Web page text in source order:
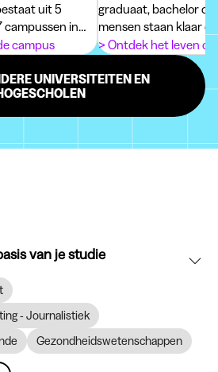
uit 5
campussen in
campus
graduaat, bachelor of
mensen staan klaar
groeien!
> Ontdek het leven
UNIVERSITEITEN EN
van je studie
- Journalistiek
Gezondheidswetenschappen